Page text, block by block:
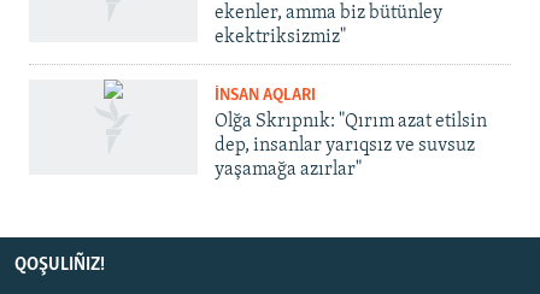
ekenler, amma biz bütünley
ekektriksizmiz"
İNSAN AQLARI
Olğa Skrıpnık: "Qırım azat etilsin
dep, insanlar yarıqsız ve suvsuz
yaşamağa azırlar"
QOŞULIÑIZ!